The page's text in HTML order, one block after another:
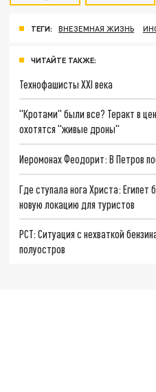
ТЕГИ: ВНЕЗЕМНАЯ ЖИЗНЬ
ЧИТАЙТЕ ТАКЖЕ:
Технофашисты XXI века
"Кротами" были все? Теракт в
охотятся "живые дроны"
Иеромонах Феодорит: В Петров
Где ступала нога Христа:
новую локацию для туристов
РСТ: Ситуация с нехваткой
полуостров